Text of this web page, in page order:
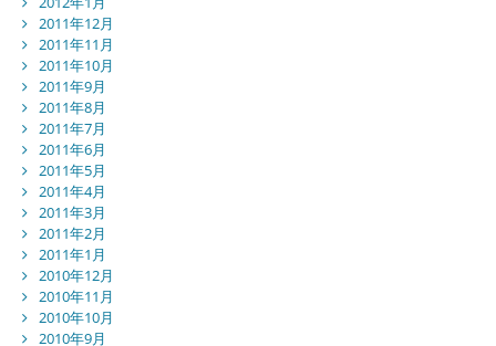
2011年12月
2011年11月
2011年10月
2011年9月
2011年8月
2011年7月
2011年6月
2011年5月
2011年4月
2011年3月
2011年2月
2011年1月
2010年12月
2010年11月
2010年10月
2010年9月